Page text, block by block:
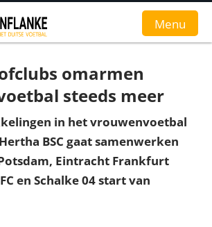
Menu
omarmen
steeds meer
in het vrouwenvoetbal
BSC gaat samenwerken
Eintracht Frankfurt
en Schalke 04 start van